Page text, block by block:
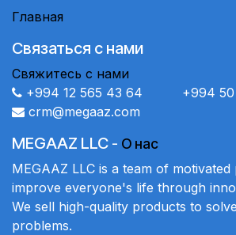
Главная
Связаться с нами
Свяжитесь с нами
+994 12 565 43 64 +994 50
crm@megaaz.com
MEGAAZ LLC - О нас
MEGAAZ LLC is a team of
improve everyone's life through
We sell high-quality products to
problems.